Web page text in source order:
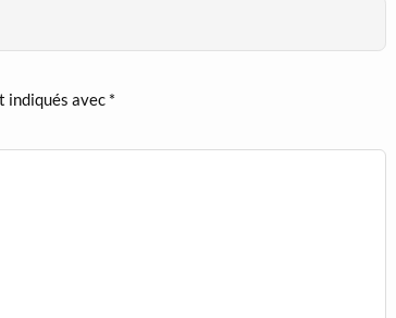
indiqués avec *